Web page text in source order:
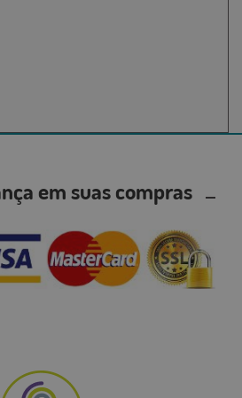
em suas compras